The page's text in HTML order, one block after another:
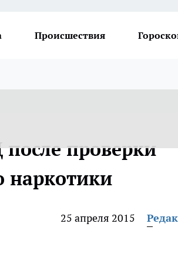
Происшествия
проверки
наркотики
25 апреля 2015